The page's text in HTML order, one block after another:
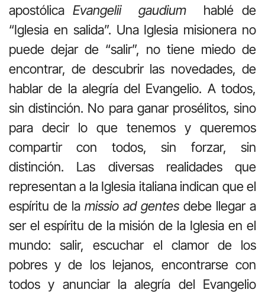
apostólicaEvangelii gaudium hablé de
“Iglesia en salida”. Una Iglesia misionera no
puede dejar de “salir”, no tiene miedo de
encontrar, de descubrir las novedades, de
hablar de la alegría del Evangelio. A todos,
sin distinción. No para ganar prosélitos, sino
para decir lo que tenemos y queremos
compartir con todos, sin forzar, sin
distinción. Las diversas realidades que
representan a la Iglesia italiana indican que el
espíritu de la missio ad gentes debe llegar a
ser el espíritu de la misión de la Iglesia en el
mundo: salir, escuchar el clamor de los
pobres y de los lejanos, encontrarse con
todos y anunciar la alegría del Evangelio